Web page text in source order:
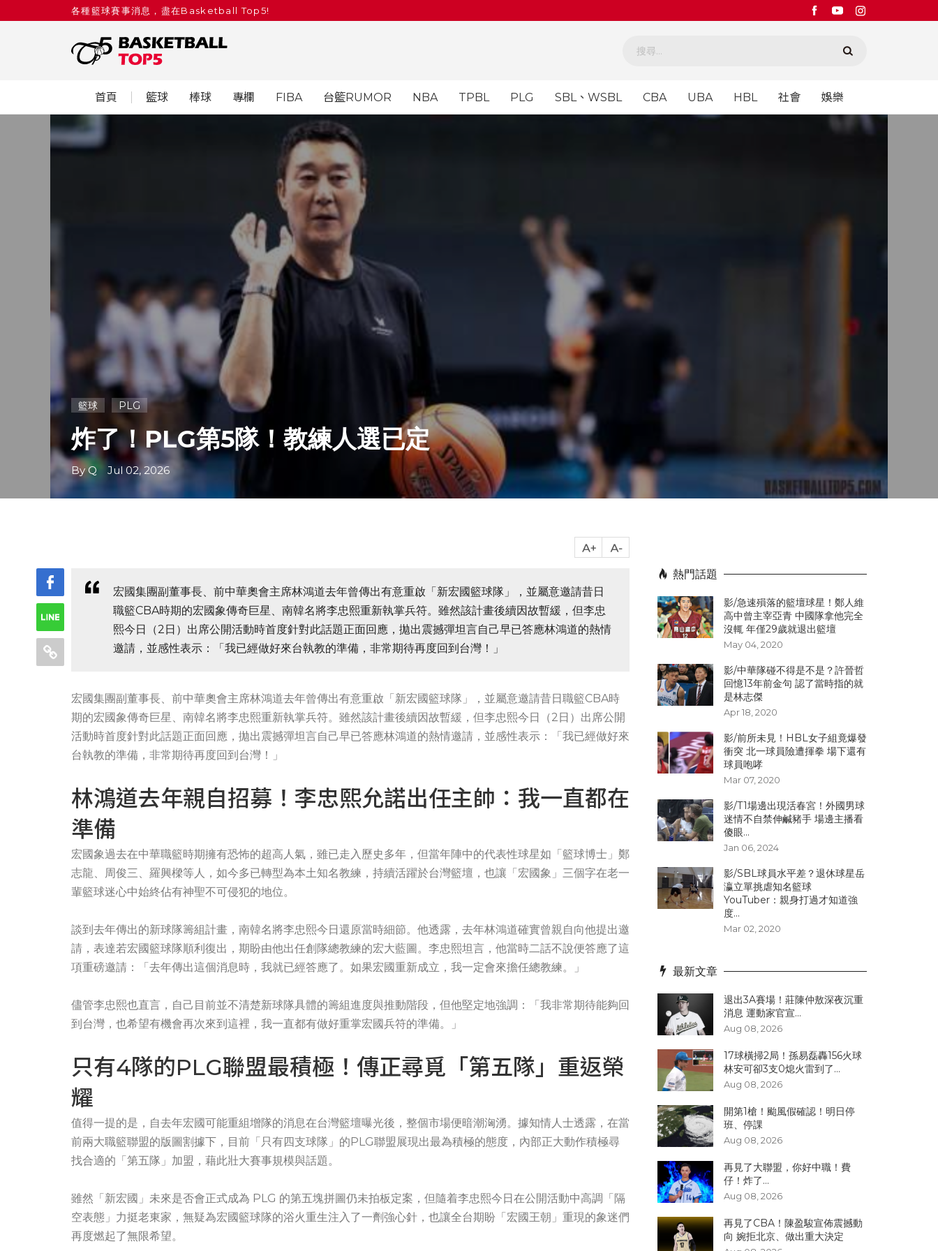
各種籃球賽事消息，盡在Basketball Top5!
首頁 籃球 棒球 專欄 FIBA 台籃RUMOR NBA TPBL PLG SBL、WSBL CBA UBA HBL 社會 娛樂
籃球 PLG
炸了！PLG第5隊！教練人選已定
By Q Jul 02, 2026
宏國集團副董事長、前中華奧會主席林鴻道去年曾傳出有意重啟「新宏國籃球隊」，並屬意邀請昔日
職籃CBA時期的宏國象傳奇巨星、南韓名將李忠熙重新執掌兵符。雖然該計畫後續因故暫緩，但李忠
熙今日（2日）出席公開活動時首度針對此話題正面回應，拋出震撼彈坦言自己早已答應林鴻道的熱情
邀請，並感性表示：「我已經做好來台執教的準備，非常期待再度回到台灣！」
宏國集團副董事長、前中華奧會主席林鴻道去年曾傳出有意重啟「新宏國籃球隊」，並屬意邀請昔日職籃CBA時
期的宏國象傳奇巨星、南韓名將李忠熙重新執掌兵符。雖然該計畫後續因故暫緩，但李忠熙今日（2日）出席公開
活動時首度針對此話題正面回應，拋出震撼彈坦言自己早已答應林鴻道的熱情邀請，並感性表示：「我已經做好來
台執教的準備，非常期待再度回到台灣！」
林鴻道去年親自招募！李忠熙允諾出任主帥：我一直都在
準備
宏國象過去在中華職籃時期擁有恐怖的超高人氣，雖已走入歷史多年，但當年陣中的代表性球星如「籃球博士」鄭
志龍、周俊三、羅興樑等人，如今多已轉型為本土知名教練，持續活躍於台灣籃壇，也讓「宏國象」三個字在老一
輩籃球迷心中始終佔有神聖不可侵犯的地位。
談到去年傳出的新球隊籌組計畫，南韓名將李忠熙今日還原當時細節。他透露，去年林鴻道確實曾親自向他提出邀
請，表達若宏國籃球隊順利復出，期盼由他出任創隊總教練的宏大藍圖。李忠熙坦言，他當時二話不說便答應了這
項重磅邀請：「去年傳出這個消息時，我就已經答應了。如果宏國重新成立，我一定會來擔任總教練。」
儘管李忠熙也直言，自己目前並不清楚新球隊具體的籌組進度與推動階段，但他堅定地強調：「我非常期待能夠回
到台灣，也希望有機會再次來到這裡，我一直都有做好重掌宏國兵符的準備。」
只有4隊的PLG聯盟最積極！傳正尋覓「第五隊」重返榮
耀
值得一提的是，自去年宏國可能重組增隊的消息在台灣籃壇曝光後，整個市場便暗潮洶湧。據知情人士透露，在當
前兩大職籃聯盟的版圖割據下，目前「只有四支球隊」的PLG聯盟展現出最為積極的態度，內部正大動作積極尋
找合適的「第五隊」加盟，藉此壯大賽事規模與話題。
雖然「新宏國」未來是否會正式成為 PLG 的第五塊拼圖仍未拍板定案，但隨着李忠熙今日在公開活動中高調「隔
空表態」力挺老東家，無疑為宏國籃球隊的浴火重生注入了一劑強心針，也讓全台期盼「宏國王朝」重現的象迷們
再度燃起了無限希望。
熱門話題
影/急速殞落的籃壇球星！鄭人維
高中曾主宰亞青 中國隊拿他完全
沒輒 年僅29歲就退出籃壇
May 04, 2020
影/中華隊碰不得是不是？許晉哲
回憶13年前金句 認了當時指的就
是林志傑
Apr 18, 2020
影/前所未見！HBL女子組竟爆發
衝突 北一球員險遭揮拳 場下還有
球員咆哮
Mar 07, 2020
影/T1場邊出現活春宮！外國男球
迷情不自禁伸鹹豬手 場邊主播看
傻眼...
Jan 06, 2024
影/SBL球員水平差？退休球星岳
瀛立單挑虐知名籃球
YouTuber：親身打過才知道強
度...
Mar 02, 2020
最新文章
退出3A賽場！莊陳仲敖深夜沉重
消息 運動家官宣...
Aug 08, 2026
17球橫掃2局！孫易磊轟156火球
林安可卻3支0熄火雷到了...
Aug 08, 2026
開第1槍！颱風假確認！明日停
班、停課
Aug 08, 2026
再見了大聯盟，你好中職！費
仔！炸了...
Aug 08, 2026
再見了CBA！陳盈駿宣佈震撼動
向 婉拒北京、做出重大決定